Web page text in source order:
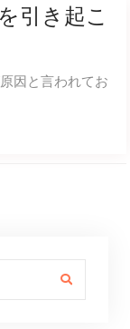
引き起こ
因と言われてお